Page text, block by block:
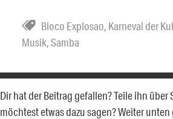
Bloco Explosao, Karneval der
Musik,Samba
Dir hat der Beitrag gefallen? Teile ihn über
möchtest etwas dazu sagen? Weiter